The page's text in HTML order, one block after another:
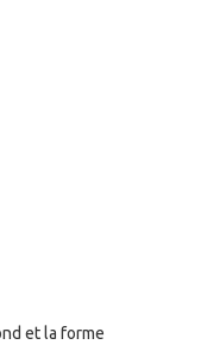
et la forme